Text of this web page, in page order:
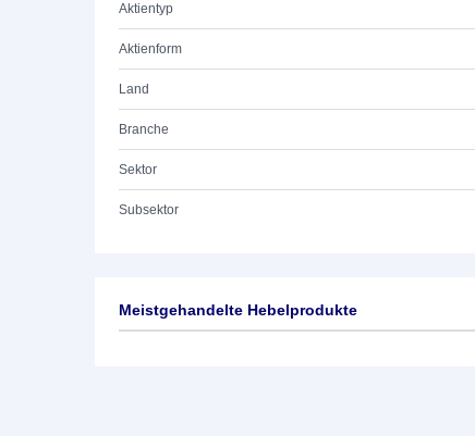
Aktientyp
Aktienform
Land
Branche
Sektor
Subsektor
Meistgehandelte Hebelprodukte